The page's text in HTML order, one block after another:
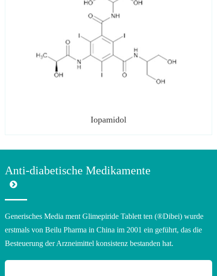
Iopamidol
Anti-diabetische Medikamente
Generisches Media ment Glimepiride Tablett ten (®Dibei) wurde
erstmals von Beilu Pharma in China im 2001 ein geführt, das die
Besteuerung der Arzneimittel konsistenz bestanden hat.